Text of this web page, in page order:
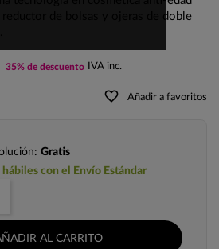
reductor de bolsas y ojeras de doble
35% de descuento IVA inc.
favorite_border Añadir a favoritos
Gratis
con el Envío Estándar
AL CARRITO